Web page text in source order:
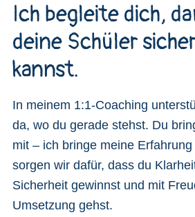
Ich begleite dich,
deine Schüler
kannst.
In meinem 1:1-Coaching
da, wo du gerade stehst. Du
mit – ich bringe meine
sorgen wir dafür, dass du
Sicherheit gewinnst und mit
Umsetzung gehst.